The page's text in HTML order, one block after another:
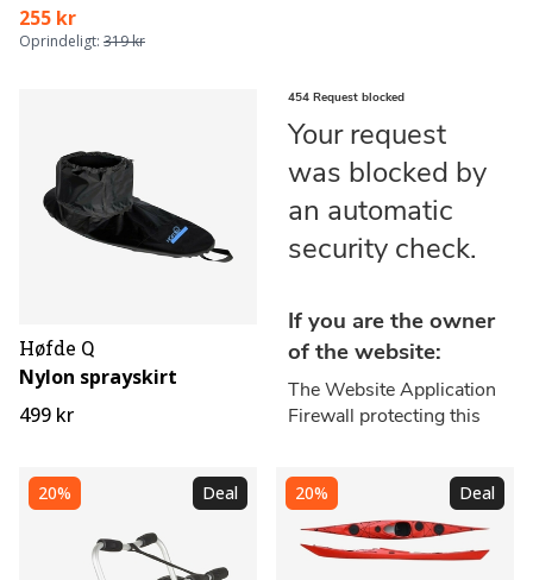
255 kr
Oprindeligt: 319 kr
Høfde Q
Nylon sprayskirt
499 kr
20% Deal 20% Deal